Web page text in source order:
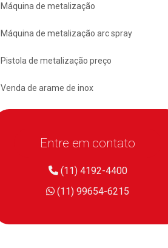
Máquina de metalização
Máquina de metalização arc spray
Pistola de metalização preço
Venda de arame de inox
Entre em contato
(11) 4192-4400
(11) 99654-6215